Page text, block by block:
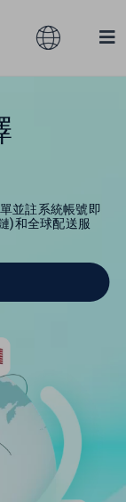
Toggle
並註系統帳號即
)和全球配送服